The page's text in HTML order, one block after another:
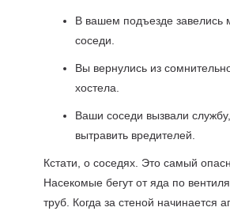
В вашем подъезде завелись
соседи.
Вы вернулись из
хостела.
Ваши соседи вызвали
вытравить вредителей.
Кстати, о соседях. Это самый
Насекомые бегут от яда по
труб. Когда за стеной начинается